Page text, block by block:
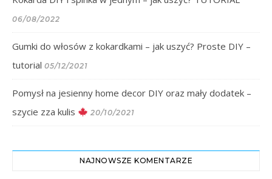
06/08/2022
Gumki do włosów z kokardkami – jak uszyć? Proste DIY –
tutorial 05/12/2021
Pomysł na jesienny home decor DIY oraz mały dodatek –
szycie zza kulis
20/10/2021
NAJNOWSZE KOMENTARZE